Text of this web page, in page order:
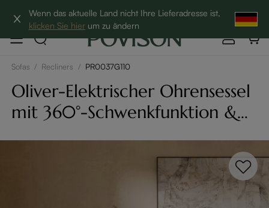
Wenn das aktuelle Land nicht Ihre Lieferadresse ist,
klicken Sie hierum zu ändern
Hottest Bundles| 12% Auf Beliebte Bundles→
Sofas / Recliners / PR0037G110
Oliver-Elektrischer Ohrensessel
mit 360°-Schwenkfunktion &
Tastensteuerung für
Wohnzimmer & Büro